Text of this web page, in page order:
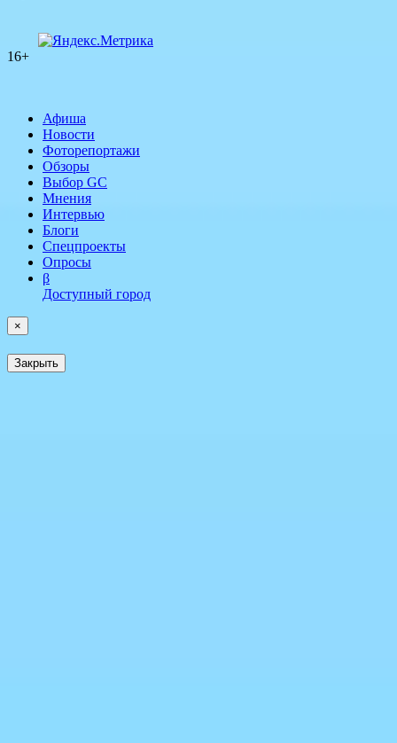
16+
Афиша
Новости
Фоторепортажи
Обзоры
Выбор GC
Мнения
Интервью
Блоги
Спецпроекты
Опросы
β
Доступный город
×
Закрыть